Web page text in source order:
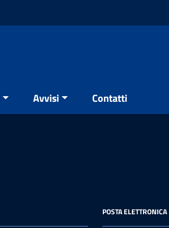
Avvisi Contatti
POSTA ELETTRONICA